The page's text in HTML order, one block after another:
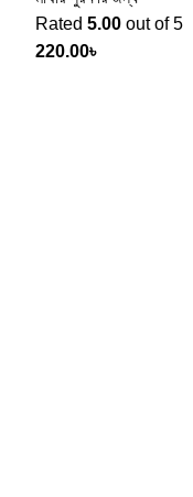
Rated 5.00 out of 5
220.00৳